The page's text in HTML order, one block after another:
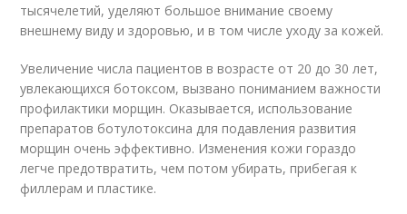
тысячелетий, уделяют большое внимание своему
внешнему виду и здоровью, и в том числе уходу за кожей.
Увеличение числа пациентов в возрасте от 20 до 30 лет,
увлекающихся ботоксом, вызвано пониманием важности
профилактики морщин. Оказывается, использование
препаратов ботулотоксина для подавления развития
морщин очень эффективно. Изменения кожи гораздо
легче предотвратить, чем потом убирать, прибегая к
филлерам и пластике.